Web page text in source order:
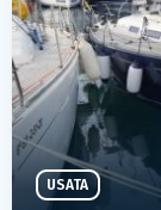
USATA